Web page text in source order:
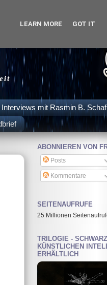
Interviews mit Rasmin B.
ABONNIEREN VON
Posts
Kommentare
SEITENAUFRUFE
25 Millionen
TRILOGIE -
KÜNSTLICHEN
ERHÄLTLICH
LEARN MORE GOT IT